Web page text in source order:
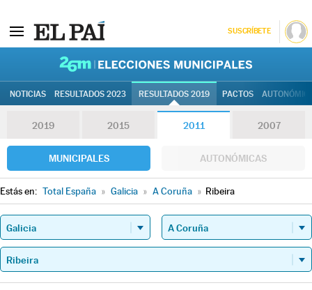
SUSCRÍBETE
NOTICIAS RESULTADOS 2023 RESULTADOS 2019 PACTOS
2019 2015 2011 2007
MUNICIPALES AUTONÓMICAS
Estás en: Total España » Galicia » A Coruña » Ribeira